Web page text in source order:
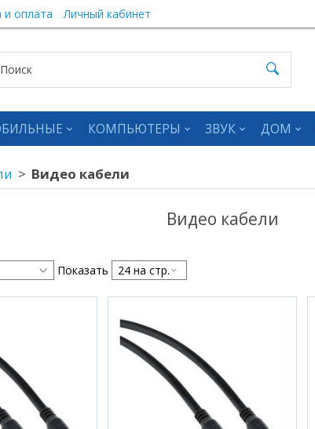
и оплата Личный кабинет
КОМПЬЮТЕРЫ ЗВУК ДОМ
Видео кабели
Видео кабели
Показать